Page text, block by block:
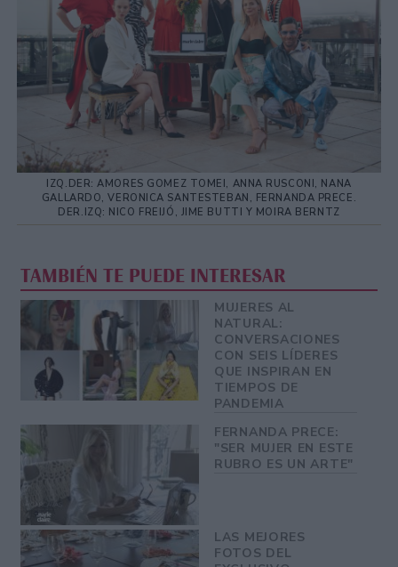
IZQ.DER: AMORES GOMEZ TOMEI, ANNA RUSCONI, NANA
GALLARDO, VERONICA SANTESTEBAN, FERNANDA PRECE.
DER.IZQ: NICO FREIJÓ, JIME BUTTI Y MOIRA BERNTZ
TAMBIÉN TE PUEDE INTERESAR
MUJERES AL
NATURAL:
CONVERSACIONES
CON SEIS LÍDERES
QUE INSPIRAN EN
TIEMPOS DE
PANDEMIA
FERNANDA PRECE:
"SER MUJER EN ESTE
RUBRO ES UN ARTE"
LAS MEJORES
FOTOS DEL